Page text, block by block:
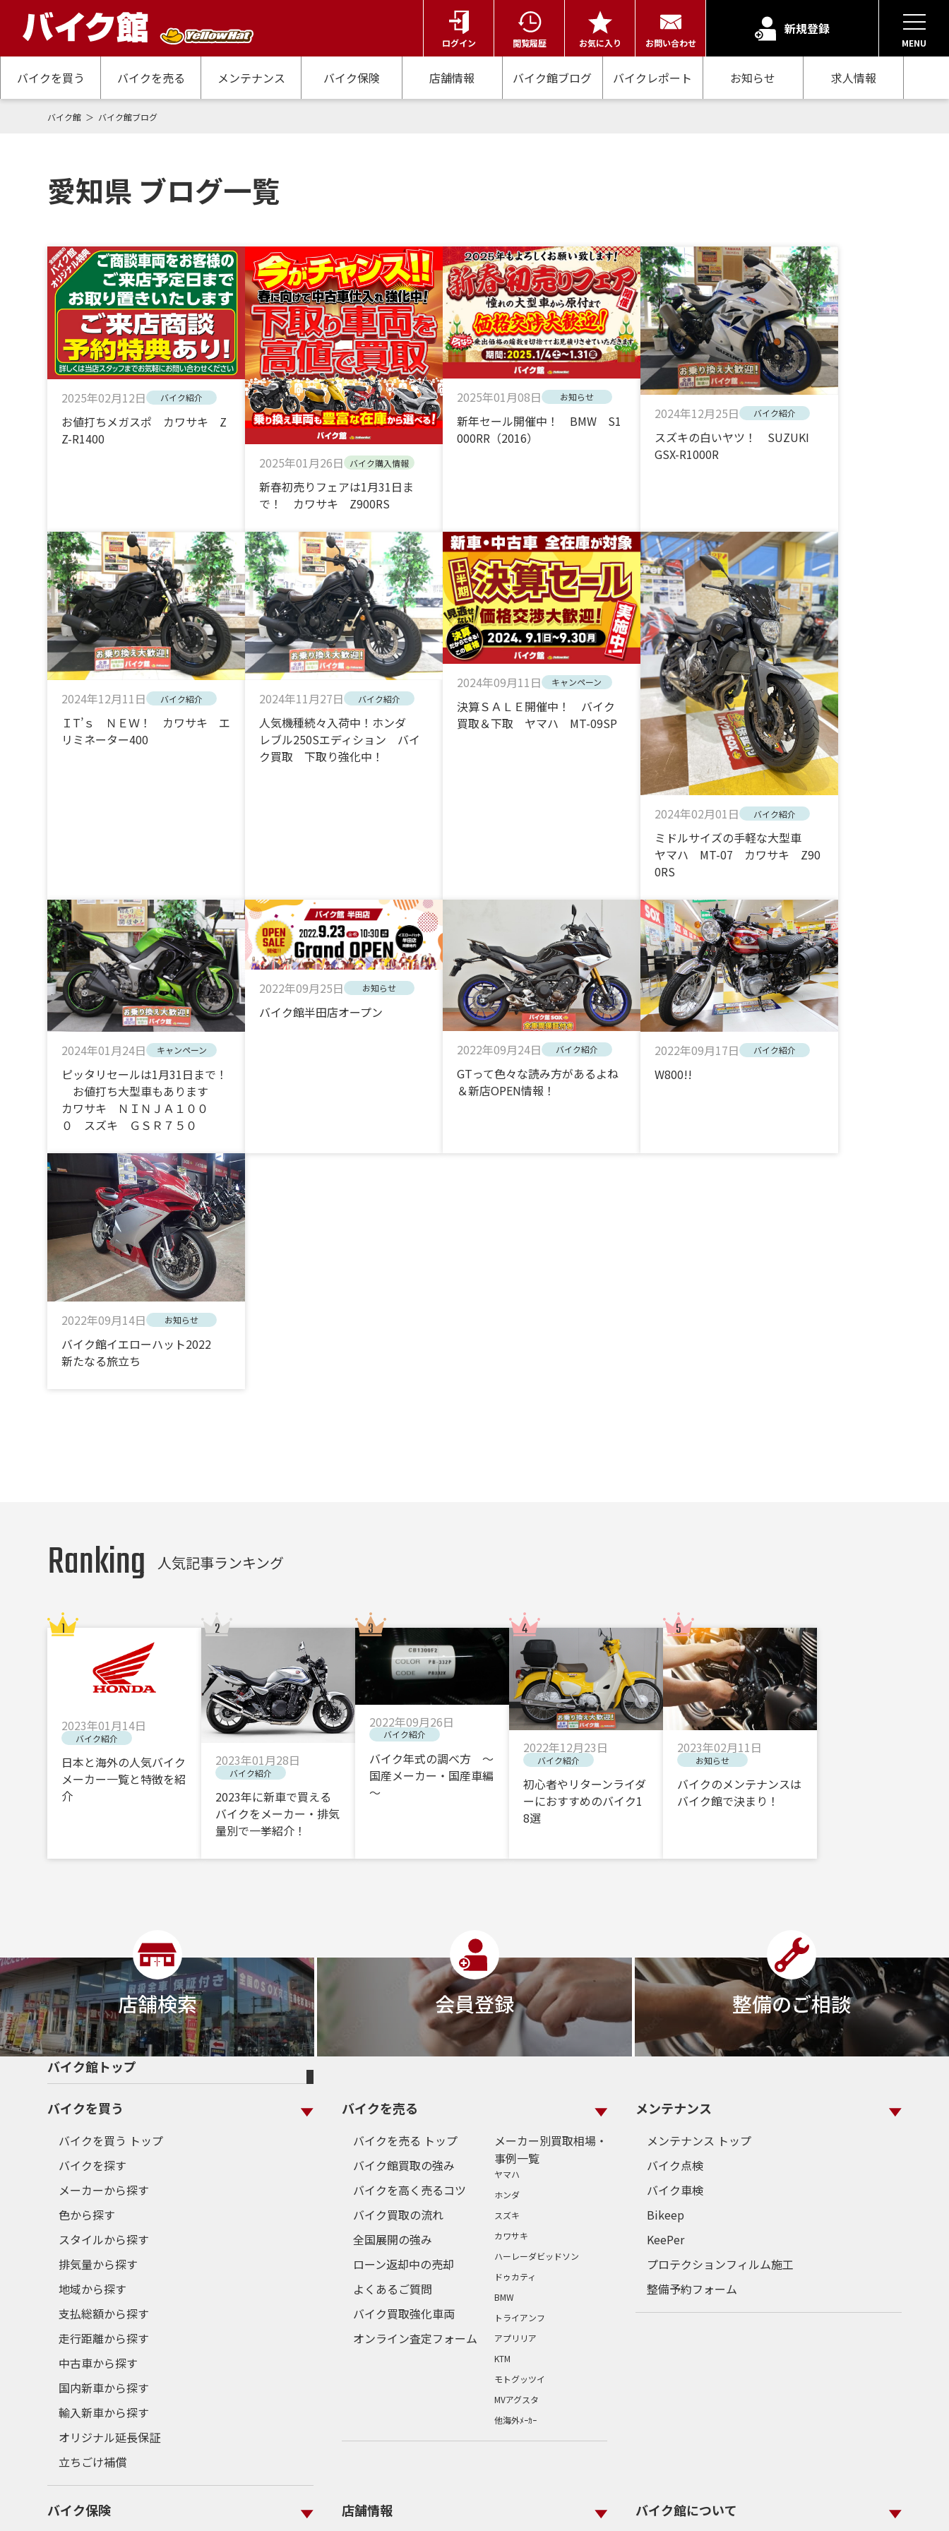
ログイン 閲覧履歴 お気に入り お問い合わせ
新規登録
MENU
バイクを買う バイクを売る メンテナンス バイク保険 店舗情報 バイク館ブログ バイクレポート お知らせ 求人情報
バイク館 バイク館ブログ
愛知県 ブログ一覧
2025年02月12日 バイク紹介
お値打ちメガスポ カワサキ Z
Z-R1400
2025年01月26日 バイク購入情報
新春初売りフェアは1月31日ま
で！ カワサキ Z900RS
2025年01月08日 お知らせ
新年セール開催中！ BMW S1
000RR（2016）
2024年12月25日 バイク紹介
スズキの白いヤツ！ SUZUKI
GSX-R1000R
2024年12月11日 バイク紹介
ＩT’ｓ ＮＥＷ！ カワサキ エ
リミネーター400
2024年11月27日 バイク紹介
人気機種続々入荷中！ホンダ
レブル250Sエディション バイ
ク買取 下取り強化中！
2024年09月11日 キャンペーン
決算ＳＡＬＥ開催中！ バイク
買取＆下取 ヤマハ MT-09SP
2024年02月01日 バイク紹介
ミドルサイズの手軽な大型車
ヤマハ MT-07 カワサキ Z90
0RS
2024年01月24日 キャンペーン
ピッタリセールは1月31日まで！
お値打ち大型車もあります
カワサキ ＮＩＮＪＡ１００
０ スズキ ＧＳＲ７５０
2022年09月25日 お知らせ
バイク館半田店オープン
2022年09月24日 バイク紹介
GTって色々な読み方があるよね
＆新店OPEN情報！
2022年09月17日 バイク紹介
W800!!
2022年09月14日 お知らせ
バイク館イエローハット2022
新たなる旅立ち
Ranking 人気記事ランキング
2023年01月14日
バイク紹介
日本と海外の人気バイク
メーカー一覧と特徴を紹
介
2023年01月28日
バイク紹介
2023年に新車で買える
バイクをメーカー・排気
量別で一挙紹介！
2022年09月26日
バイク紹介
バイク年式の調べ方 ～
国産メーカー・国産車編
～
2022年12月23日
バイク紹介
初心者やリターンライダ
ーにおすすめのバイク1
8選
2023年02月11日
お知らせ
バイクのメンテナンスは
バイク館で決まり！
店舗検索 会員登録 整備のご相談
バイク館トップ
バイクを買う
バイクを買う トップ
バイクを探す
メーカーから探す
色から探す
スタイルから探す
排気量から探す
地域から探す
支払総額から探す
走行距離から探す
中古車から探す
国内新車から探す
輸入新車から探す
オリジナル延長保証
立ちごけ補償
バイクを売る
バイクを売る トップ
バイク館買取の強み
バイクを高く売るコツ
バイク買取の流れ
全国展開の強み
ローン返却中の売却
よくあるご質問
バイク買取強化車両
オンライン査定フォーム
メーカー別買取相場・
事例一覧
ヤマハ
ホンダ
スズキ
カワサキ
ハーレーダビッドソン
ドゥカティ
BMW
トライアンフ
アプリリア
KTM
モトグッツイ
MVアグスタ
他海外ﾒｰｶｰ
メンテナンス
メンテナンス トップ
バイク点検
バイク車検
Bikeep
KeePer
プロテクションフィルム施工
整備予約フォーム
バイク保険 店舗情報 バイク館について